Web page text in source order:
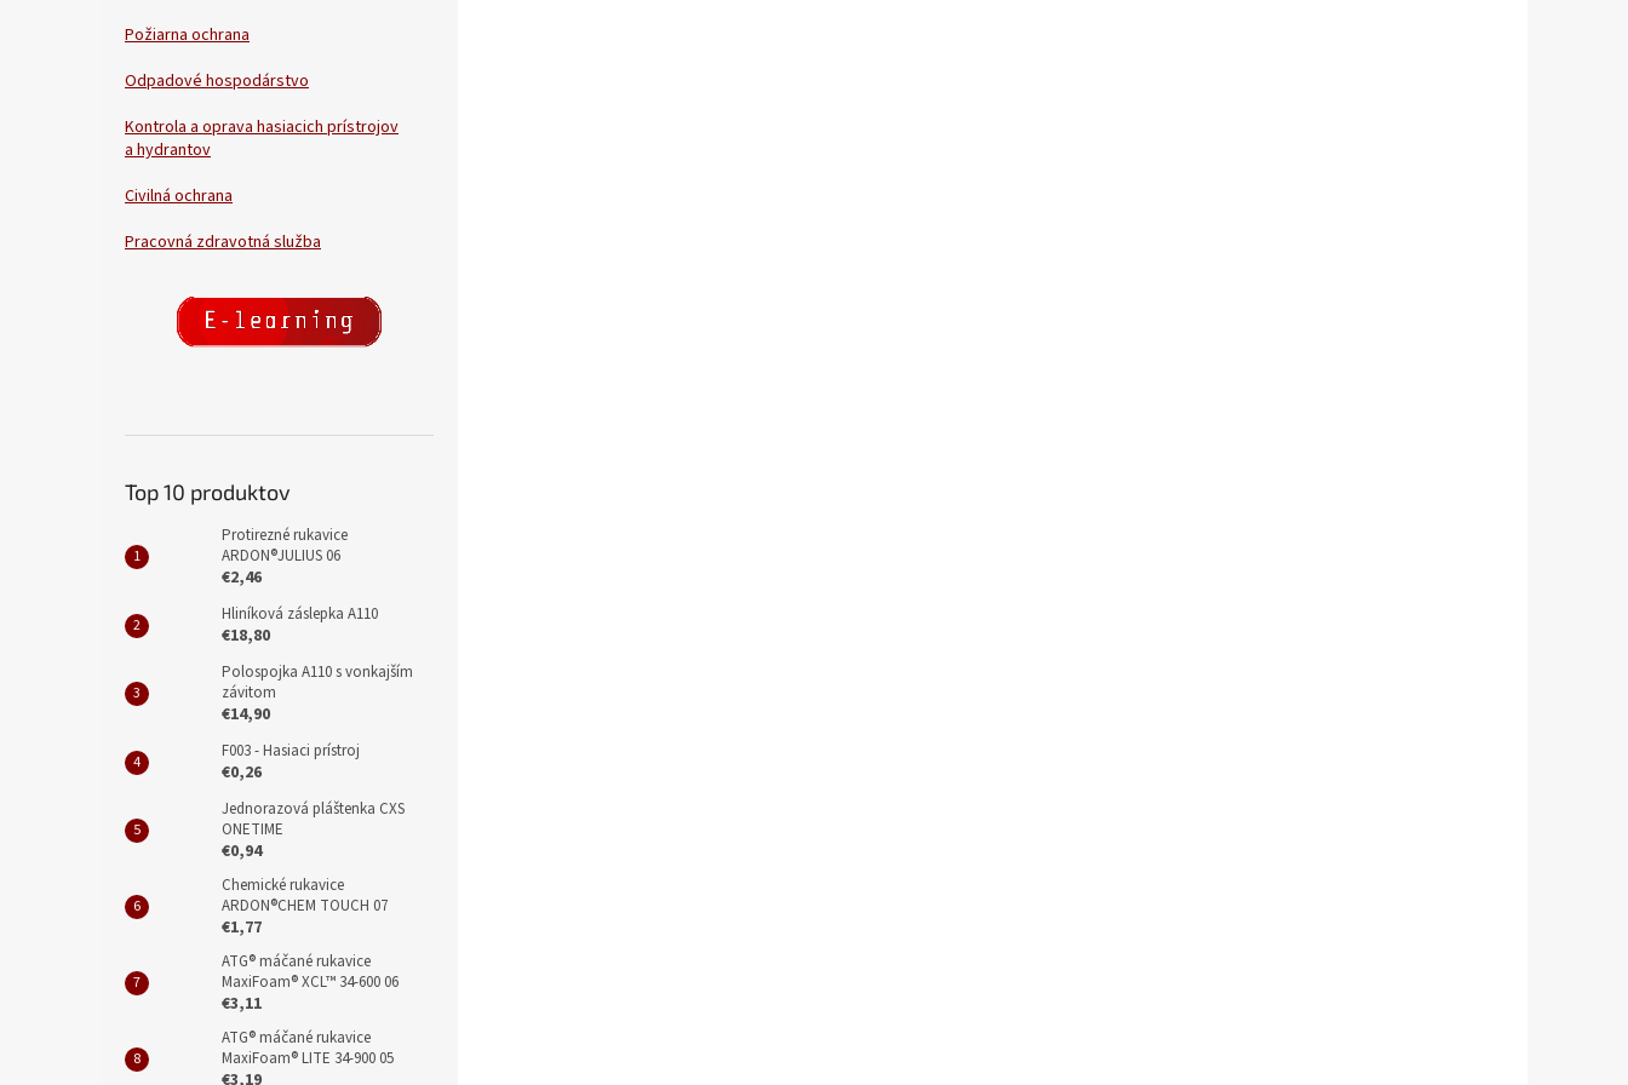
Požiarna ochrana
Odpadové hospodárstvo
Kontrola a oprava hasiacich prístrojov
a hydrantov
Civilná ochrana
Pracovná zdravotná služba
Top 10 produktov
Protirezné rukavice
ARDON®JULIUS 06
€2,46
Hliníková záslepka A110
€18,80
Polospojka A110 s vonkajším
závitom
€14,90
F003 - Hasiaci prístroj
€0,26
Jednorazová pláštenka CXS
ONETIME
€0,94
Chemické rukavice
ARDON®CHEM TOUCH 07
€1,77
ATG® máčané rukavice
MaxiFoam® XCL™ 34-600 06
€3,11
ATG® máčané rukavice
MaxiFoam® LITE 34-900 05
€3,19